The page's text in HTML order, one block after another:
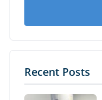
Recent Posts